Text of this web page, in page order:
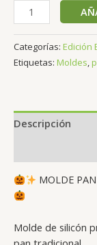
Categorías: Edición
Etiquetas: Moldes,
Descripción
MOLDE
Molde de silicón